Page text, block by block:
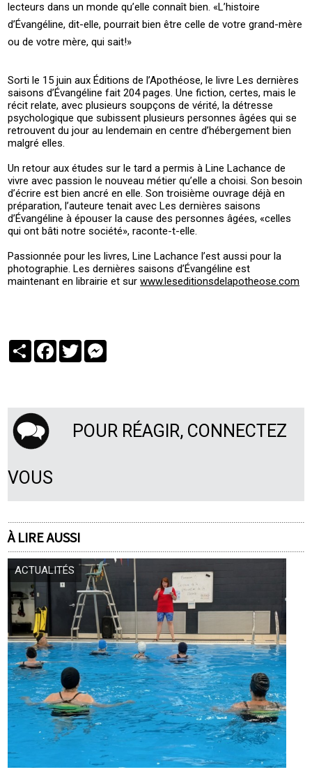
lecteurs dans un monde qu’elle connaît bien. «L’histoire
d’Évangéline, dit-elle, pourrait bien être celle de votre grand-mère
ou de votre mère, qui sait!»
Sorti le 15 juin aux Éditions de l’Apothéose, le livre Les dernières
saisons d’Évangéline fait 204 pages. Une fiction, certes, mais le
récit relate, avec plusieurs soupçons de vérité, la détresse
psychologique que subissent plusieurs personnes âgées qui se
retrouvent du jour au lendemain en centre d’hébergement bien
malgré elles.
Un retour aux études sur le tard a permis à Line Lachance de
vivre avec passion le nouveau métier qu’elle a choisi. Son besoin
d’écrire est bien ancré en elle. Son troisième ouvrage déjà en
préparation, l’auteure tenait avec Les dernières saisons
d’Évangéline à épouser la cause des personnes âgées, «celles
qui ont bâti notre société», raconte-t-elle.
Passionnée pour les livres, Line Lachance l’est aussi pour la
photographie. Les dernières saisons d’Évangéline est
maintenant en librairie et surwww.leseditionsdelapotheose.com
PartagerFacebook
Twitter
POUR RÉAGIR, CONNECTEZ
VOUS
À LIRE AUSSI
ACTUALITÉS